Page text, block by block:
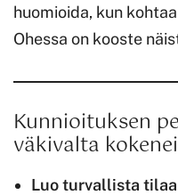
huomioida, kun
Ohessa on kooste
Kunnioituksen
väkivalta
Luo turvallista